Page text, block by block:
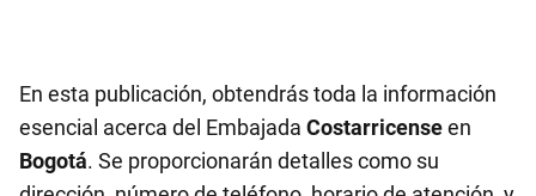
En esta publicación, obtendrás toda la información
esencial acerca del Embajada Costarricenseen
Bogotá. Se proporcionarán detalles como su